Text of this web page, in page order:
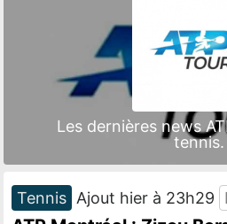
Les dernières news
tennis.
Tennis Ajout hier à 23h29